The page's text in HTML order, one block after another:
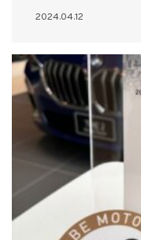
2024.04.12